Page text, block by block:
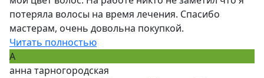
потеряла волосы на время лечения. Спасибо
мастерам, очень довольна покупкой.
Читать полностью
А
анна тарногородская